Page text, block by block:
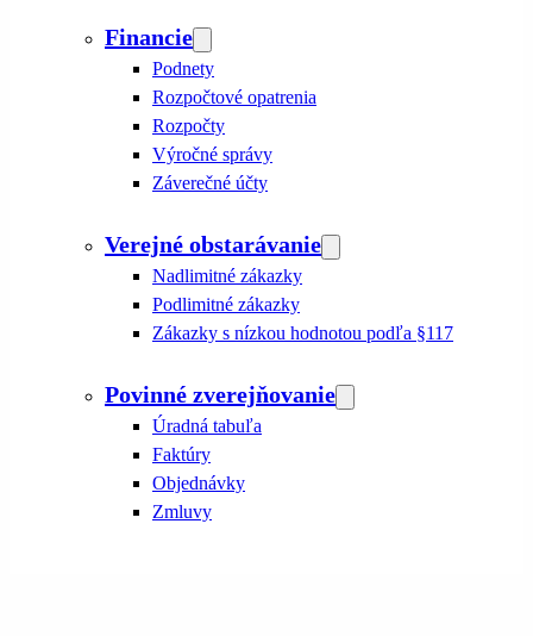
Financie
Podnety
Rozpočtové opatrenia
Rozpočty
Výročné správy
Záverečné účty
Verejné obstarávanie
Nadlimitné zákazky
Podlimitné zákazky
Zákazky s nízkou hodnotou podľa §117
Povinné zverejňovanie
Úradná tabuľa
Faktúry
Objednávky
Zmluvy